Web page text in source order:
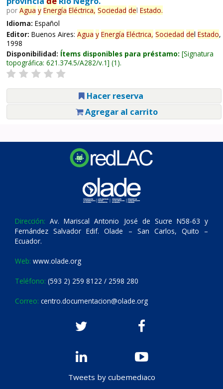
por Agua y Energía Eléctrica, Sociedad del Estado.
Idioma: Español
Editor: Buenos Aires: Agua y Energía Eléctrica, Sociedad del Estado,
1998
Disponibilidad: Ítems disponibles para préstamo: Signatura
topográfica: 621.374.5/A282/v.1 (1).
Hacer reserva
Agregar al carrito
Dirección: Av. Mariscal Antonio José de Sucre N58-63 y
Fernández Salvador Edif. Olade – San Carlos, Quito –
Ecuador.
Web: www.olade.org
Teléfono: (593 2) 259 8122 / 2598 280
Correo: centro.documentacion@olade.org
Tweets by cubemediaco